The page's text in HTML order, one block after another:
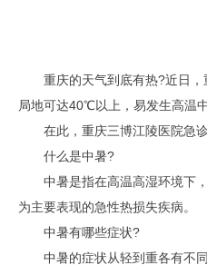
重庆的天气到底有热?近日，
局地可达40℃以上，易发生高温中
在此，重庆三博江陵医院急诊
什么是中暑?
中暑是指在高温高湿环境下，
为主要表现的急性热损失疾病。
中暑有哪些症状?
中暑的症状从轻到重各有不同